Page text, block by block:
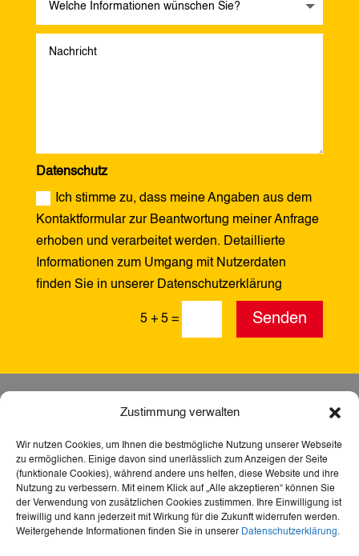
Zustimmung verwalten
Wir nutzen Cookies, um Ihnen die bestmögliche Nutzung unserer Webseite
zu ermöglichen. Einige davon sind unerlässlich zum Anzeigen der Seite
(funktionale Cookies), während andere uns helfen, diese Website und ihre
Nutzung zu verbessern. Mit einem Klick auf „Alle akzeptieren“ können Sie
der Verwendung von zusätzlichen Cookies zustimmen. Ihre Einwilligung ist
freiwillig und kann jederzeit mit Wirkung für die Zukunft widerrufen werden.
Weitergehende Informationen finden Sie in unserer Datenschutzerklärung.
Datenschutz
Ich stimme zu, dass meine Angaben aus dem
Kontaktformular zur Beantwortung meiner Anfrage
erhoben und verarbeitet werden. Detaillierte
Informationen zum Umgang mit Nutzerdaten
finden Sie in unserer Datenschutzerklärung
5 + 5 = Senden